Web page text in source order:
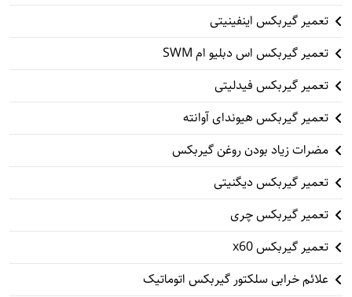
تعمیر گیربکس اینفینیتی
تعمیر گیربکس اس دبلیو ام SWM
تعمیر گیربکس فیدلیتی
تعمیر گیربکس هیوندای آوانته
مضرات زیاد بودن روغن گیربکس
تعمیر گیربکس دیگنیتی
تعمیر گیربکس چری
تعمیر گیربکس x60
علائم خرابی سلکتور گیربکس اتوماتیک